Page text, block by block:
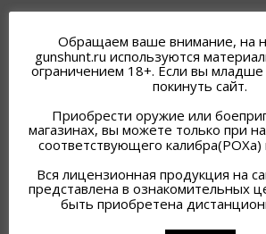
КРОССОВКИ 230A HUMTTO MAROON/BLACK
6 300₽
АРТИКУЛ: 150230A-1
Обращаем ваше внимание, на
gunshunt.ru используются
ограничением 18+. Если вы младше
покинуть сайт.
Приобрести оружие или
магазинах, вы можете только при
соответствующего калибра(РОХа)
Вся лицензионная продукция на
представлена в ознакомительных
быть приобретена